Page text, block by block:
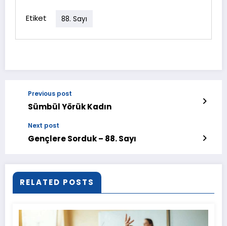
Etiket 88. Sayı
Previous post
Sümbül Yörük Kadın
Next post
Gençlere Sorduk – 88. Sayı
RELATED POSTS